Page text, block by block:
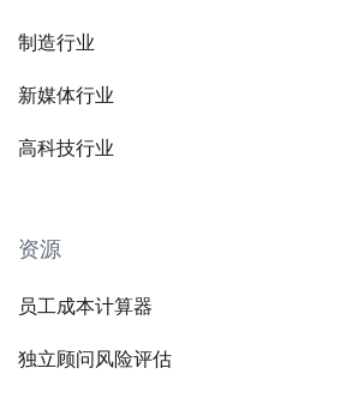
制造行业
新媒体行业
高科技行业
资源
员工成本计算器
独立顾问风险评估